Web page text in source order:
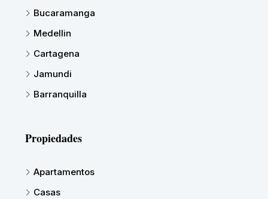
Bucaramanga
Medellin
Cartagena
Jamundi
Barranquilla
Propiedades
Apartamentos
Casas